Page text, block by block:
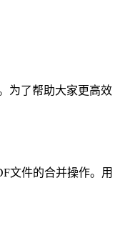
为了帮助大家更高效
文件的合并操作。用